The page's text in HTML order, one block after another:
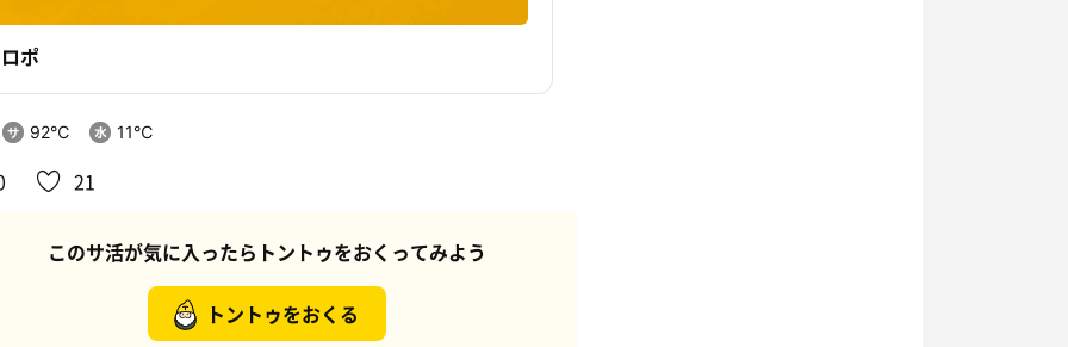
ポ
92℃ 11℃
21
このサ活が気に入ったらトントゥをおくってみよう
トントゥをおくる